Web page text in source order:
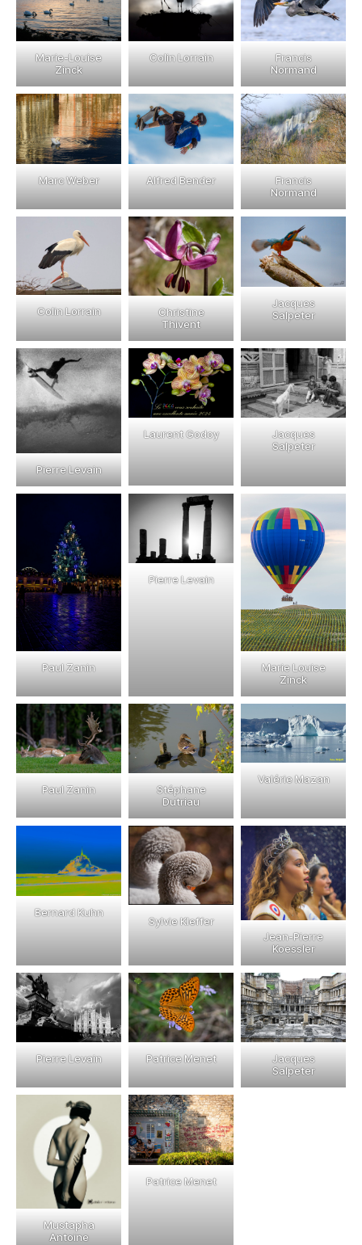
Marie-Louise
Zinck
Colin Lorrain
Francis
Normand
Marc Weber Alfred Bender
Francis
Normand
Colin Lorrain
Christine
Thivent
Jacques
Salpeter
Pierre Levain
Laurent Godoy
Jacques
Salpeter
Paul Zanin
Pierre Levain
Marie Louise
Zinck
Paul Zanin
Stéphane
Dutriau
Valérie Mazan
Bernard Kuhn
Sylvie Kleffer
Jean-Pierre
Koessler
Pierre Levain Patrice Menet
Jacques
Salpeter
Mustapha
Antoine
Patrice Menet